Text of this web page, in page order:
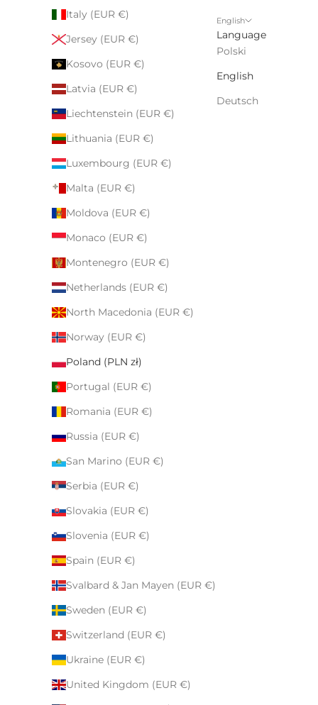
Italy (EUR €)
Jersey (EUR €)
Kosovo (EUR €)
Latvia (EUR €)
Liechtenstein (EUR €)
Lithuania (EUR €)
Luxembourg (EUR €)
Malta (EUR €)
Moldova (EUR €)
Monaco (EUR €)
Montenegro (EUR €)
Netherlands (EUR €)
North Macedonia (EUR €)
Norway (EUR €)
Poland (PLN zł)
Portugal (EUR €)
Romania (EUR €)
Russia (EUR €)
San Marino (EUR €)
Serbia (EUR €)
Slovakia (EUR €)
Slovenia (EUR €)
Spain (EUR €)
Svalbard & Jan Mayen (EUR €)
Sweden (EUR €)
Switzerland (EUR €)
Ukraine (EUR €)
United Kingdom (EUR €)
English
Language
Polski
English
Deutsch